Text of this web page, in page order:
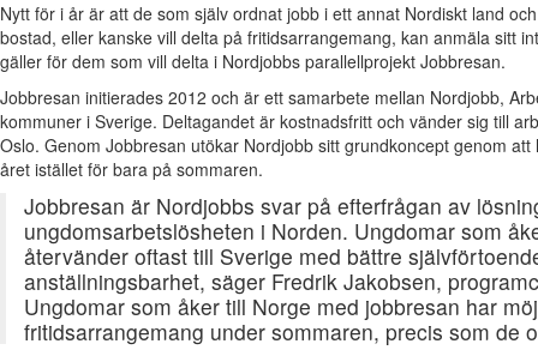
Nytt för i år är att de som själv ordnat jobb i ett annat Nordiskt land
bostad, eller kanske vill delta på fritidsarrangemang, kan anmäla sitt
gäller för dem som vill delta i Nordjobbs parallellprojekt Jobbresan.
Jobbresan initierades 2012 och är ett samarbete mellan Nordjobb,
kommuner i Sverige. Deltagandet är kostnadsfritt och vänder sig till
Oslo. Genom Jobbresan utökar Nordjobb sitt grundkoncept genom
året istället för bara på sommaren.
Jobbresan är Nordjobbs svar på efterfrågan av
ungdomsarbetslösheten i Norden. Ungdomar som
återvänder oftast till Sverige med bättre
anställningsbarhet, säger Fredrik Jakobsen,
Ungdomar som åker till Norge med jobbresan har
fritidsarrangemang under sommaren, precis som de